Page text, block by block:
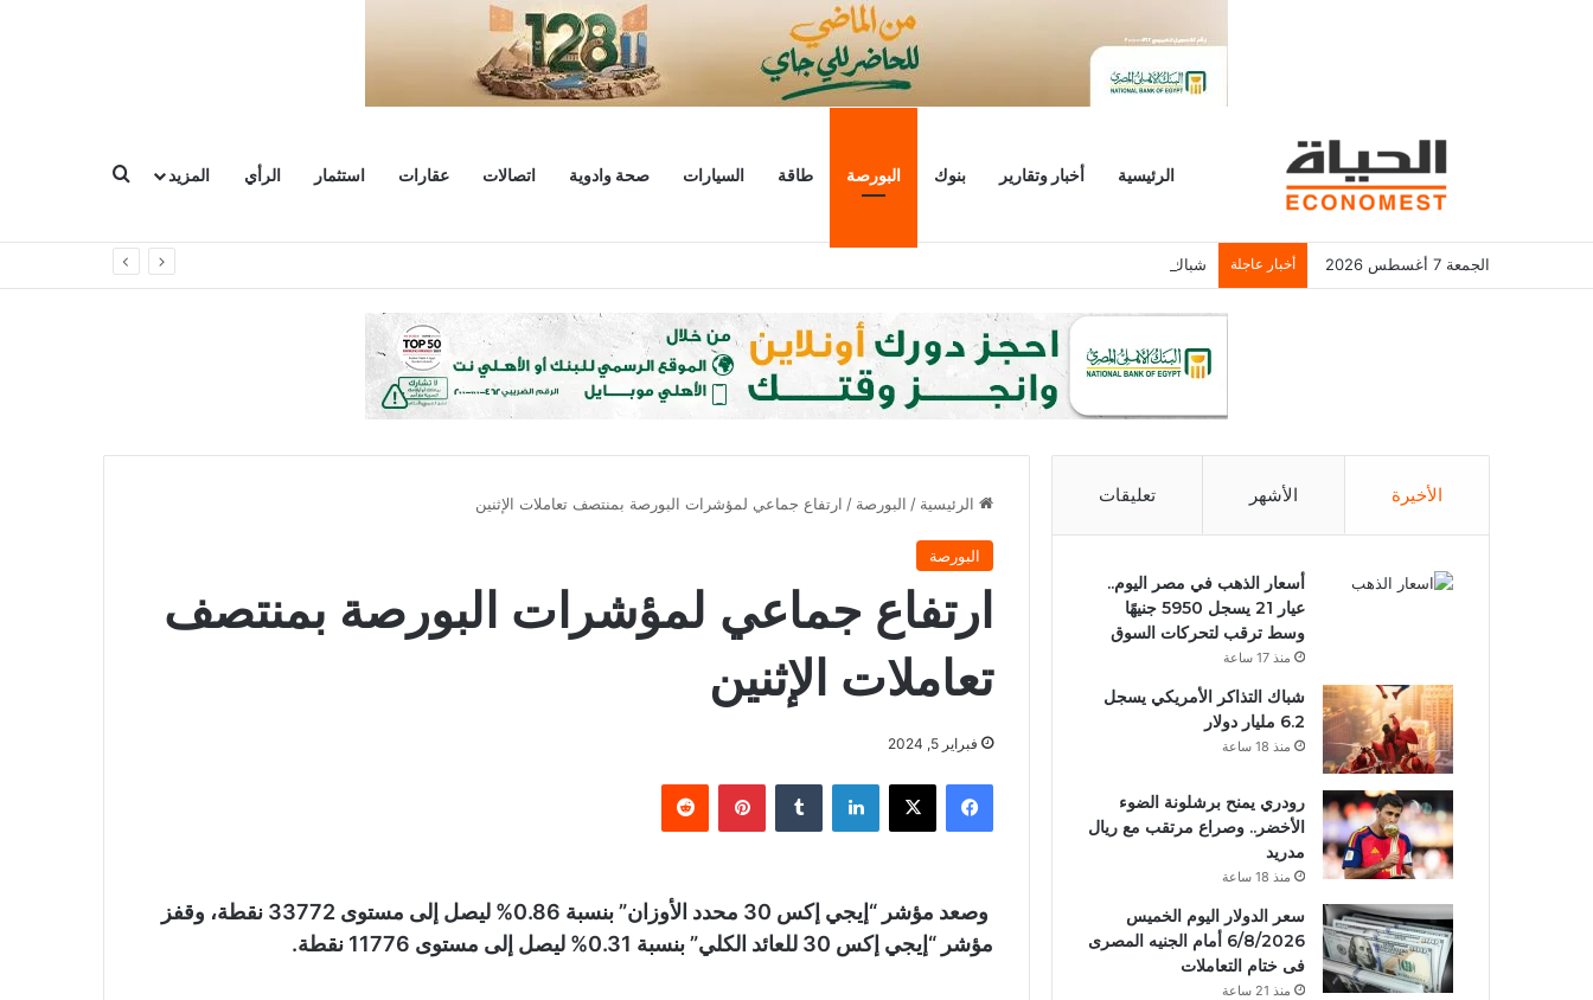
الرئيسية أخبار وتقارير بنوك البورصة طاقة السيارات صحة وادوية اتصالات عقارات استثمار الرأي المزيد
الجمعة 7 أغسطس 2026 أخبار عاجلة شباك التذاكر الأمريكي يسجل 6.2 مليار دولار
الرئيسية / البورصة / ارتفاع جماعي لمؤشرات البورصة بمنتصف تعاملات الإثنين
البورصة
ارتفاع جماعي لمؤشرات البورصة بمنتصف
تعاملات الإثنين
فبراير 5, 2024
فيسبوك لينكدإن بينتيريست
وصعد مؤشر “إيجي إكس 30 محدد الأوزان” بنسبة 0.86% ليصل إلى مستوى 33772 نقطة، وقفز
مؤشر “إيجي إكس 30 للعائد الكلي” بنسبة 0.31% ليصل إلى مستوى 11776 نقطة.
الأخيرة الأشهر تعليقات
أسعار الذهب في مصر اليوم..
عيار 21 يسجل 5950 جنيهًا
وسط ترقب لتحركات السوق
منذ 17 ساعة
شباك التذاكر الأمريكي يسجل
6.2 مليار دولار
منذ 18 ساعة
رودري يمنح برشلونة الضوء
الأخضر.. وصراع مرتقب مع ريال
مدريد
منذ 18 ساعة
سعر الدولار اليوم الخميس
6/8/2026 أمام الجنيه المصرى
فى ختام التعاملات
منذ 21 ساعة